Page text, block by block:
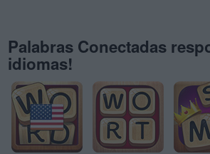
Palabras Conectadas
idiomas!